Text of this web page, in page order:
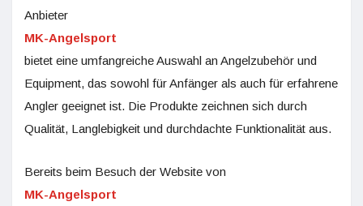
Anbieter
MK-Angelsport
bietet eine umfangreiche Auswahl an Angelzubehör und
Equipment, das sowohl für Anfänger als auch für erfahrene
Angler geeignet ist. Die Produkte zeichnen sich durch
Qualität, Langlebigkeit und durchdachte Funktionalität aus.
Bereits beim Besuch der Website von
MK-Angelsport